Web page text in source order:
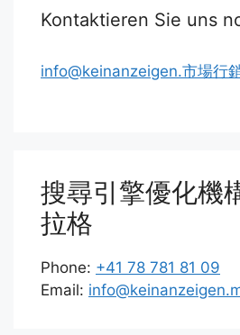
Kontaktieren Sie uns
info@keinanzeigen.市場行
搜尋引擎優化機
拉格
Phone: +41 78 781 81 09
Email: